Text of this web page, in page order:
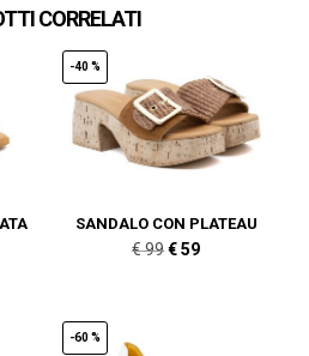
CORRELATI
-40 %
SANDALO CON PLATEAU
€99Il
€59Il
-60 %